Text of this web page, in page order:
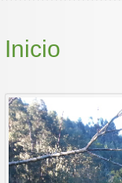
Inicio